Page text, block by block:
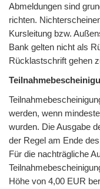
Abmeldungen sind
richten.
Kursleitung bzw.
Bank gelten nicht als
Rücklastschrift gehen
werden, wenn
wurden. Die Ausgabe
der Regel am Ende
Für die nachträgliche
Höhe von 4,00 EUR